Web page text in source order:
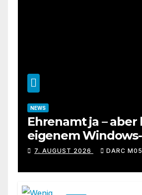
NEWS
Ehrenamt ja –
eigenem
7. AUGUST 2026 DARC